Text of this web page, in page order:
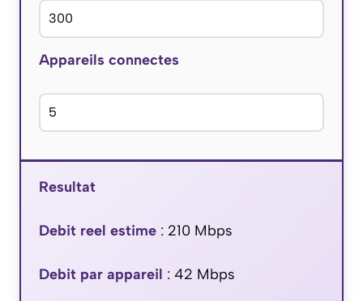
Appareils connectes
Resultat
Debit reel estime : 210 Mbps
Debit par appareil : 42 Mbps